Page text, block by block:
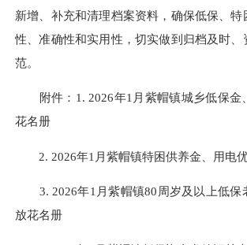
新增、补充和清理档案资料，确保低保、
性、准确性和实用性，切实做到归档及时、
范。
附件：1. 2026年1月紫帽镇城乡低保金
花名册
2. 2026年1月紫帽镇特困供养金、用电
3. 2026年1月紫帽镇80周岁及以上低保
放花名册